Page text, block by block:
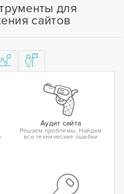
для
сайтов
Аудит сайта
Решаем проблемы. Найдем
все технические ошибки